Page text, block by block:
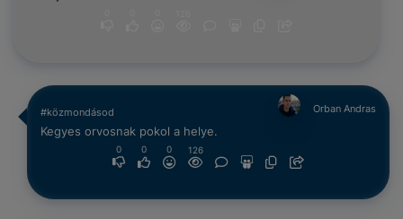
#közmondásod Orban Andras
Kegyes orvosnak pokol a helye.
0 0 0 126